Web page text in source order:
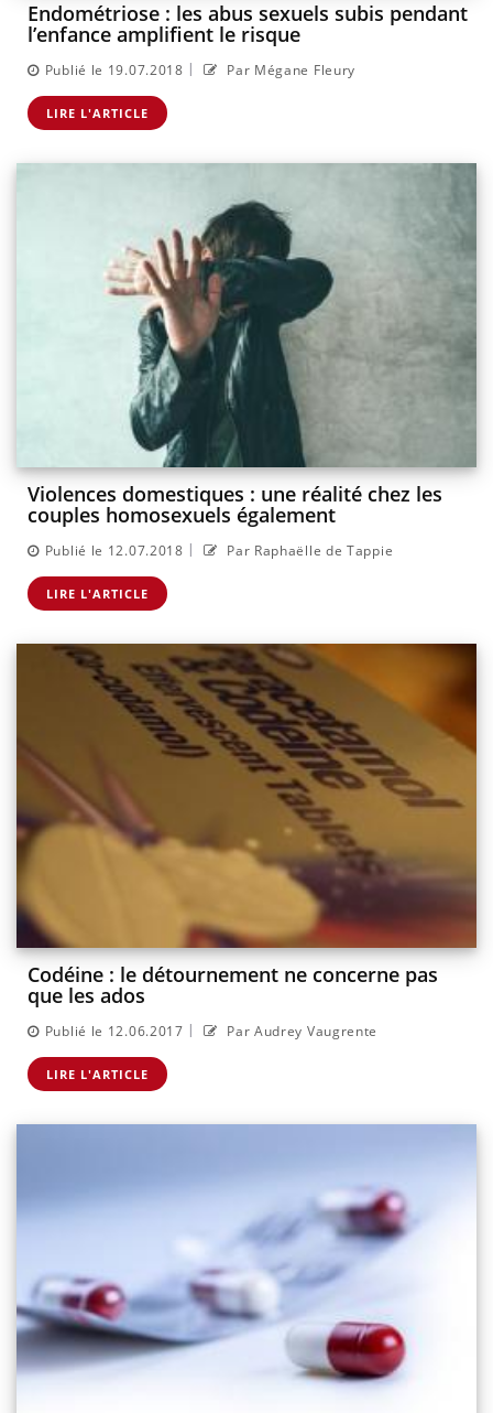
Endométriose : les abus sexuels subis pendant
l’enfance amplifient le risque
Publié le 19.07.2018 | Par Mégane Fleury
LIRE L'ARTICLE
Violences domestiques : une réalité chez les
couples homosexuels également
Publié le 12.07.2018 | Par Raphaëlle de Tappie
LIRE L'ARTICLE
Codéine : le détournement ne concerne pas
que les ados
Publié le 12.06.2017 | Par Audrey Vaugrente
LIRE L'ARTICLE